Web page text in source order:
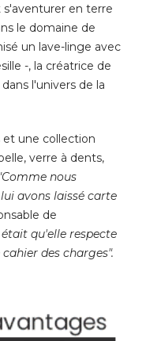
en terre
le domaine de
un lave-linge avec
-, la créatrice de
l'univers de la
et une collection
verre à dents,
nous
avons laissé carte
de
qu'elle respecte
des charges".